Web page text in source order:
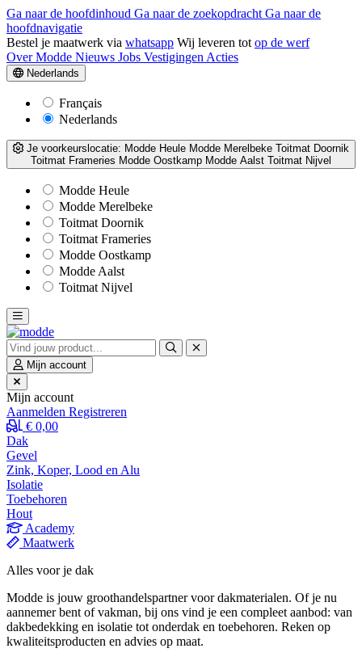
Ga naar de hoofdinhoud Ga naar de zoekopdracht Ga naar de
hoofdnavigatie
Bestel je maatwerk via whatsapp Wij leveren tot op de werf
Over Modde Nieuws Jobs Vestigingen Acties
Nederlands
Français
Nederlands
Je voorkeurslocatie: Modde Heule Modde Merelbeke Toitmat Doornik
Toitmat Frameries Modde Oostkamp Modde Aalst Toitmat Nijvel
Modde Heule
Modde Merelbeke
Toitmat Doornik
Toitmat Frameries
Modde Oostkamp
Modde Aalst
Toitmat Nijvel
Mijn account
Mijn account
Aanmelden Registreren
€ 0,00
Dak
Gevel
Zink, Koper, Lood en Alu
Isolatie
Toebehoren
Hout
Academy
Maatwerk
Alles voor je dak
Modde is jouw groothandelspartner voor dakmaterialen. Of je nu
aannemer bent of vakman, bij ons vind je een compleet aanbod: van
dakbedekking en isolatie tot onderdak en toebehoren. Reken op
kwaliteitsproducten en advies op maat.